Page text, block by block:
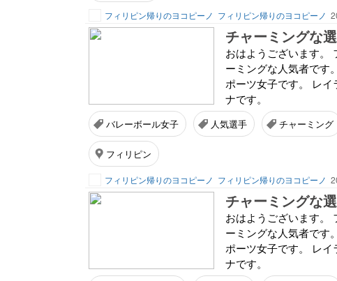
フィリピン帰りのヨコピーノ フィリピン帰りのヨコピーノ
チャーミングな
おはようございます。
ーミングな人気者です
ポーツ女子です。 レ
ナです。
バレーボール女子 人気選手 チャーミング
フィリピン
フィリピン帰りのヨコピーノ フィリピン帰りのヨコピーノ
チャーミングな
おはようございます。
ーミングな人気者です
ポーツ女子です。 レ
ナです。